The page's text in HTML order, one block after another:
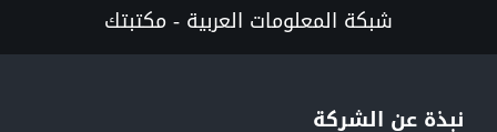
شبكة المعلومات العربية - مكتبتك
نبذة عن الشركة